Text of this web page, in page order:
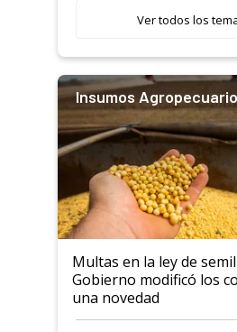
Ver todos los
Insumos
Multas en la ley de
Gobierno modificó los
una novedad